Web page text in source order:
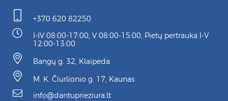
+370 620 82250
I-IV 08:00-17:00, V 08:00-15:00, Pietų pertrauka I-V
12:00-13:00
Bangų g. 32, Klaipėda
M. K. Čiurlionio g. 17, Kaunas
info@dantuprieziura.lt